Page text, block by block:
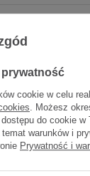
Selen
prywatność
cookie w celu
. Możesz
do cookie w
warunków i
Prywatność i